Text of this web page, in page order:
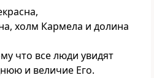
холм Кармела и долина
что все люди увидят
и величие Его.